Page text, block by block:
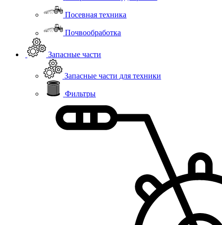
Посевная техника
Почвообработка
Запасные части
Запасные части для техники
Фильтры